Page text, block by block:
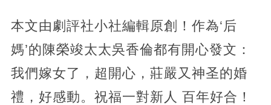
本文由劇評社小社編輯原創！作為‘后
媽’的陳榮竣太太吳香倫都有開心發文：
我們嫁女了，超開心，莊嚴又神圣的婚
禮，好感動。祝福一對新人 百年好合！